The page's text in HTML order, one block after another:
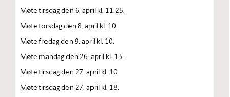
Møte tirsdag den 6. april kl. 11.25.
Møte torsdag den 8. april kl. 10.
Møte fredag den 9. april kl. 10.
Møte mandag den 26. april kl. 13.
Møte tirsdag den 27. april kl. 10.
Møte tirsdag den 27. april kl. 18.